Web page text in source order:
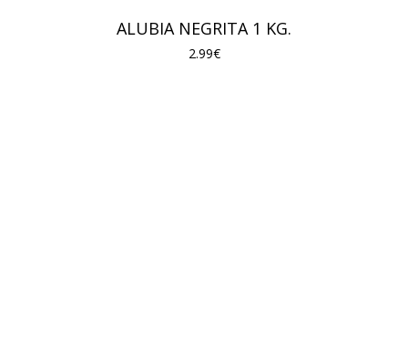
ALUBIA NEGRITA 1 KG.
2.99€